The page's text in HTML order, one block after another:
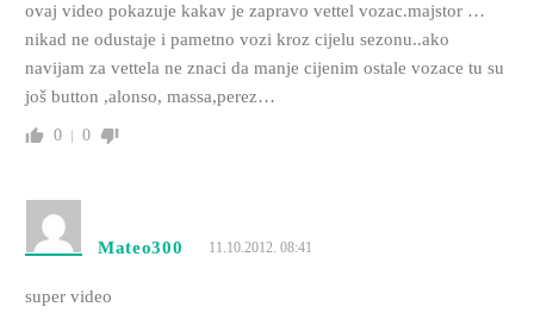
ovaj video pokazuje kakav je zapravo vettel vozac.majstor …
nikad ne odustaje i pametno vozi kroz cijelu sezonu..ako
navijam za vettela ne znaci da manje cijenim ostale vozace tu su
još button ,alonso, massa,perez…
0 0
Mateo300 11.10.2012. 08:41
super video